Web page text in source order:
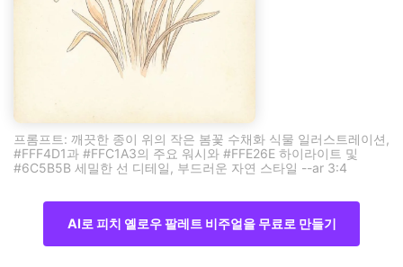
프롬프트: 깨끗한 종이 위의 작은 봄꽃 수채화 식물 일러스트레이션,
#FFF4D1과 #FFC1A3의 주요 워시와 #FFE26E 하이라이트 및
#6C5B5B 세밀한 선 디테일, 부드러운 자연 스타일 --ar 3:4
AI로 피치 옐로우 팔레트 비주얼을 무료로 만들기